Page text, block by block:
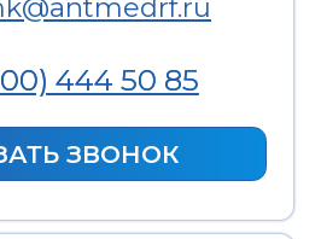
ул. Нижне-Луговая, 1,